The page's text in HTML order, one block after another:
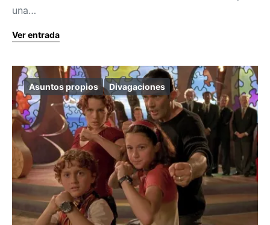
una…
Ver entrada
Asuntos propios Divagaciones